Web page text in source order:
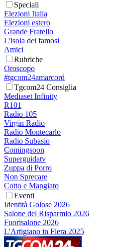
Speciali
Elezioni Italia
Elezioni estero
Grande Fratello
L'isola dei famosi
Amici
Rubriche
Oroscopo
#tgcom24amarcord
Tgcom24 Consiglia
Mediaset Infinity
R101
Radio 105
Virgin Radio
Radio Montecarlo
Radio Subasio
Comingsoon
Superguidatv
Zuppa di Porro
Non Sprecare
Cotto e Mangiato
Eventi
Identità Golose 2026
Salone del Risparmio 2026
Fuorisalone 2026
L'Artigiano in Fiera 2025